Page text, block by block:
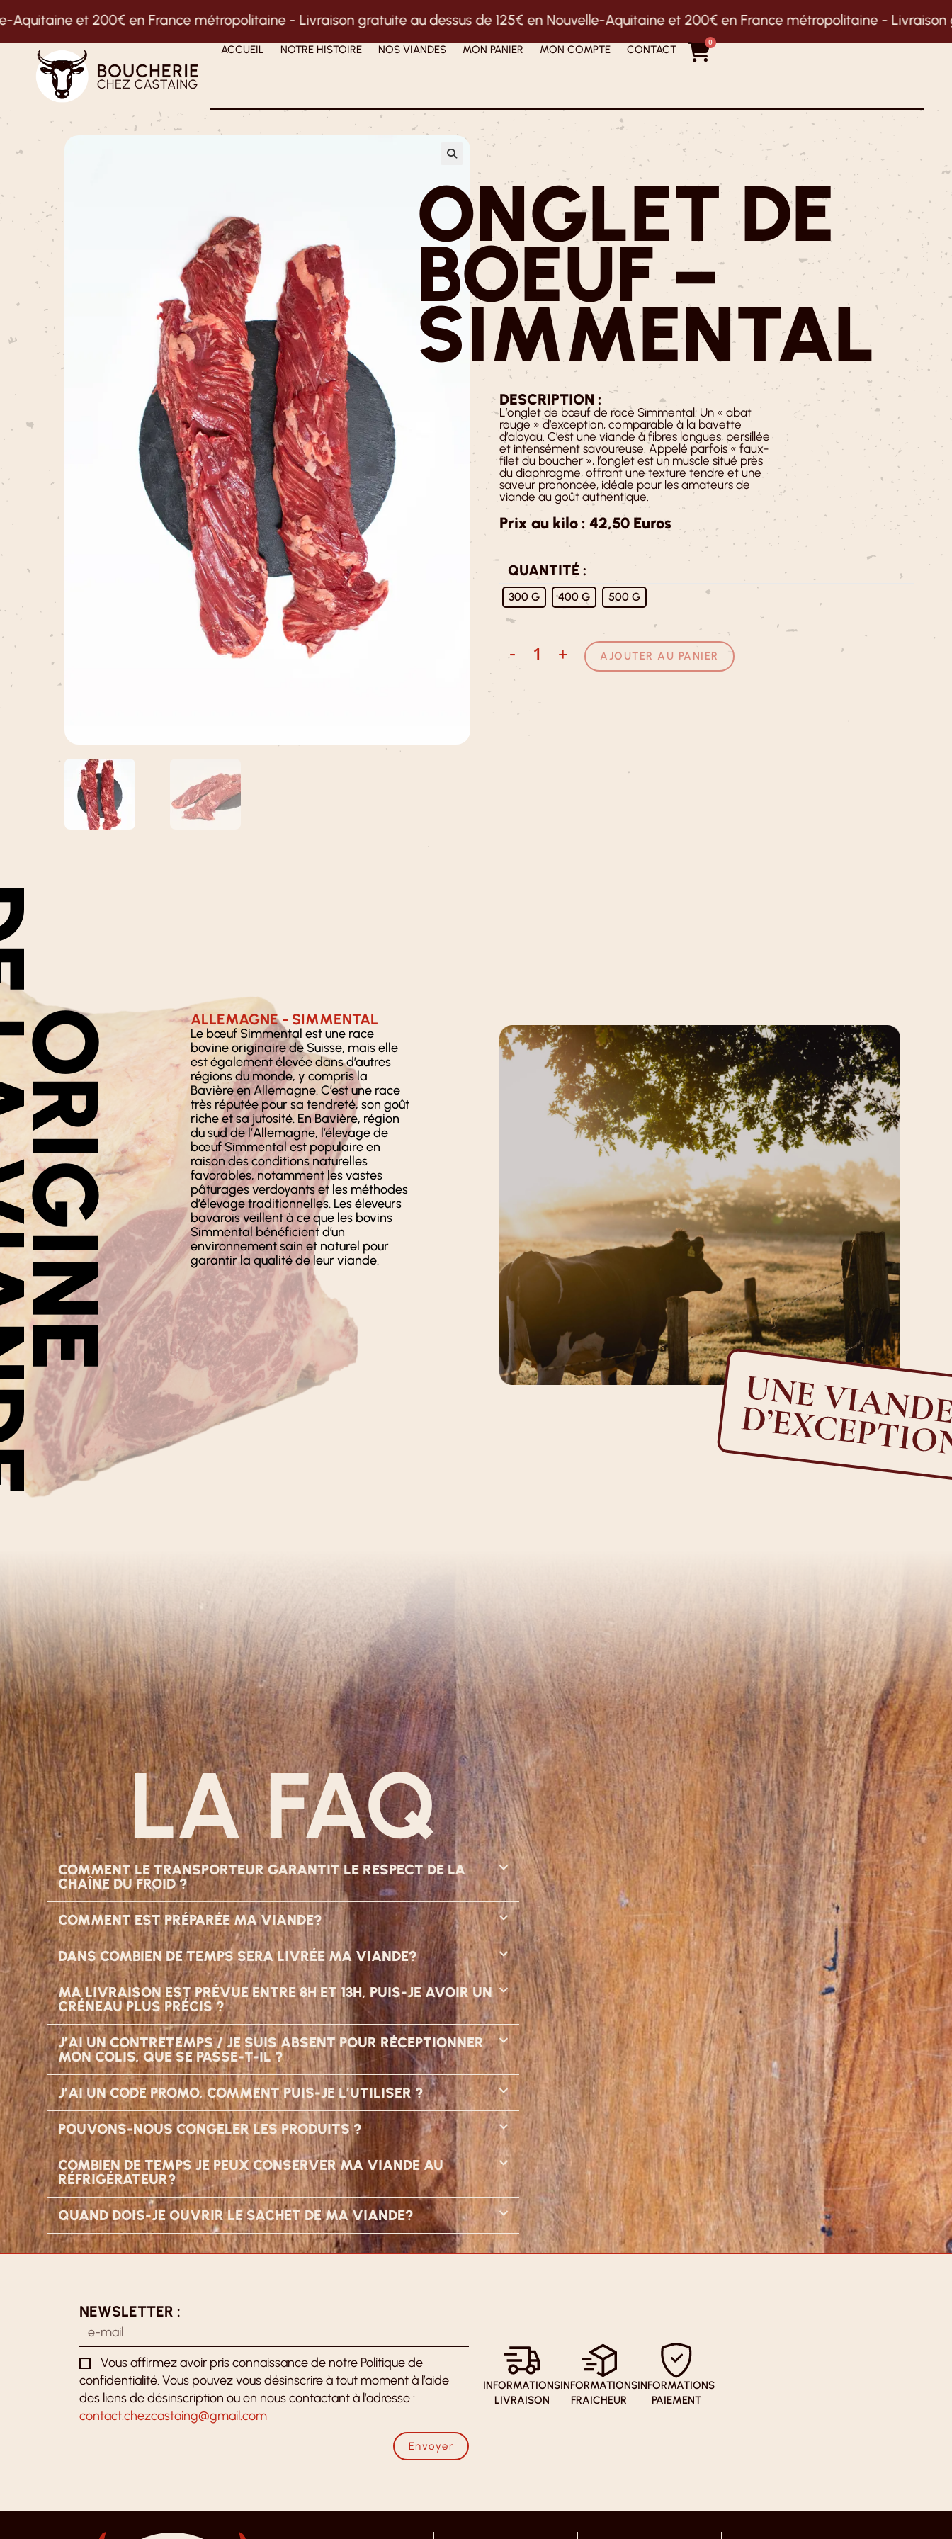
en France métropolitaine -Livraison gratuite au dessus de 125€ en Nouvelle-Aquitaine et 200€ en France métropolitaine -Livraison gratuite au
ACCUEIL NOTRE HISTOIRE NOS VIANDES MON PANIER MON COMPTE CONTACT
0
ONGLET DE
BOEUF –
SIMMENTAL
DESCRIPTION :
L’onglet de bœuf de race Simmental. Un « abat
rouge » d’exception, comparable à la bavette
d’aloyau. C’est une viande à fibres longues, persillée
et intensément savoureuse. Appelé parfois « faux-
filet du boucher », l’onglet est un muscle situé près
du diaphragme, offrant une texture tendre et une
saveur prononcée, idéale pour les amateurs de
viande au goût authentique.
Prix au kilo : 42,50 Euros
QUANTITÉ :
300 G 400 G 500 G
- + AJOUTER AU PANIER
ORIGINE ALLEMAGNE - SIMMENTAL
Le bœuf Simmental est une race
bovine originaire de Suisse, mais elle
est également élevée dans d’autres
régions du monde, y compris la
Bavière en Allemagne. C’est une race
très réputée pour sa tendreté, son goût
riche et sa jutosité. En Bavière, région
du sud de l’Allemagne, l’élevage de
bœuf Simmental est populaire en
raison des conditions naturelles
favorables, notamment les vastes
pâturages verdoyants et les méthodes
d’élevage traditionnelles. Les éleveurs
bavarois veillent à ce que les bovins
Simmental bénéficient d’un
environnement sain et naturel pour
garantir la qualité de leur viande.
LA FAQ
COMMENT LE TRANSPORTEUR GARANTIT LE RESPECT DE LA
CHAÎNE DU FROID ?
COMMENT EST PRÉPARÉE MA VIANDE?
DANS COMBIEN DE TEMPS SERA LIVRÉE MA VIANDE?
MA LIVRAISON EST PRÉVUE ENTRE 8H ET 13H, PUIS-JE AVOIR UN
CRÉNEAU PLUS PRÉCIS ?
J’AI UN CONTRETEMPS / JE SUIS ABSENT POUR RÉCEPTIONNER
MON COLIS, QUE SE PASSE-T-IL ?
J’AI UN CODE PROMO, COMMENT PUIS-JE L’UTILISER ?
POUVONS-NOUS CONGELER LES PRODUITS ?
COMBIEN DE TEMPS JE PEUX CONSERVER MA VIANDE AU
RÉFRIGÉRATEUR?
QUAND DOIS-JE OUVRIR LE SACHET DE MA VIANDE?
NEWSLETTER :
Vous affirmez avoir pris connaissance de notre Politique de
confidentialité. Vous pouvez vous désinscrire à tout moment à l’aide
des liens de désinscription ou en nous contactant à l’adresse :
contact.chezcastaing@gmail.com
Envoyer
INFORMATIONS
LIVRAISON
INFORMATIONS
FRAICHEUR
INFORMATIONS
PAIEMENT